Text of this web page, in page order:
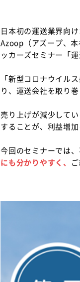
日本初の運送業界向
Azoop（アズープ、
ッカーズセミナー「
「新型コロナウイル
り、運送会社を取り
売り上げが減少して
することが、利益増
今回のセミナーでは
にも分かりやすく、